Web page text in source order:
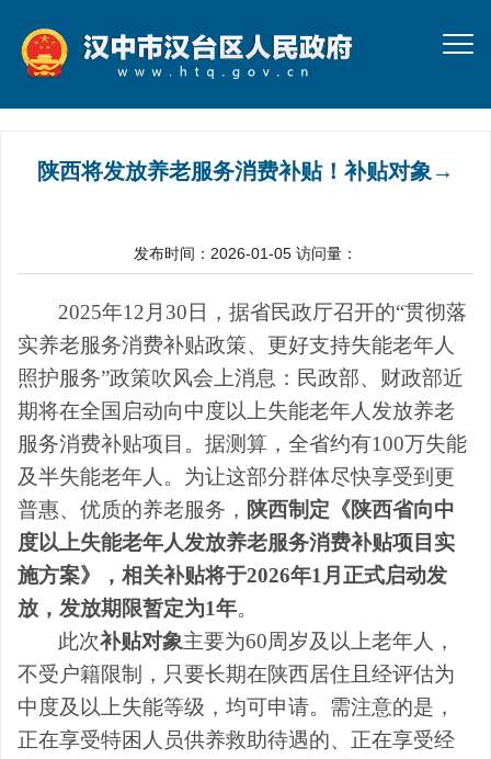
陕西将发放养老服务消费补贴！补贴对象→
发布时间：2026-01-05 访问量：
2025年12月30日，据省民政厅召开的“贯彻落
实养老服务消费补贴政策、更好支持失能老年人
照护服务”政策吹风会上消息：民政部、财政部近
期将在全国启动向中度以上失能老年人发放养老
服务消费补贴项目。据测算，全省约有100万失能
及半失能老年人。为让这部分群体尽快享受到更
普惠、优质的养老服务， 陕西制定《陕西省向中
度以上失能老年人发放养老服务消费补贴项目实
施方案》，相关补贴将于2026年1月正式启动发
放，发放期限暂定为1年。
此次补贴对象主要为60周岁及以上老年人，
不受户籍限制，只要长期在陕西居住且经评估为
中度及以上失能等级，均可申请。需注意的是，
正在享受特困人员供养救助待遇的、正在享受经